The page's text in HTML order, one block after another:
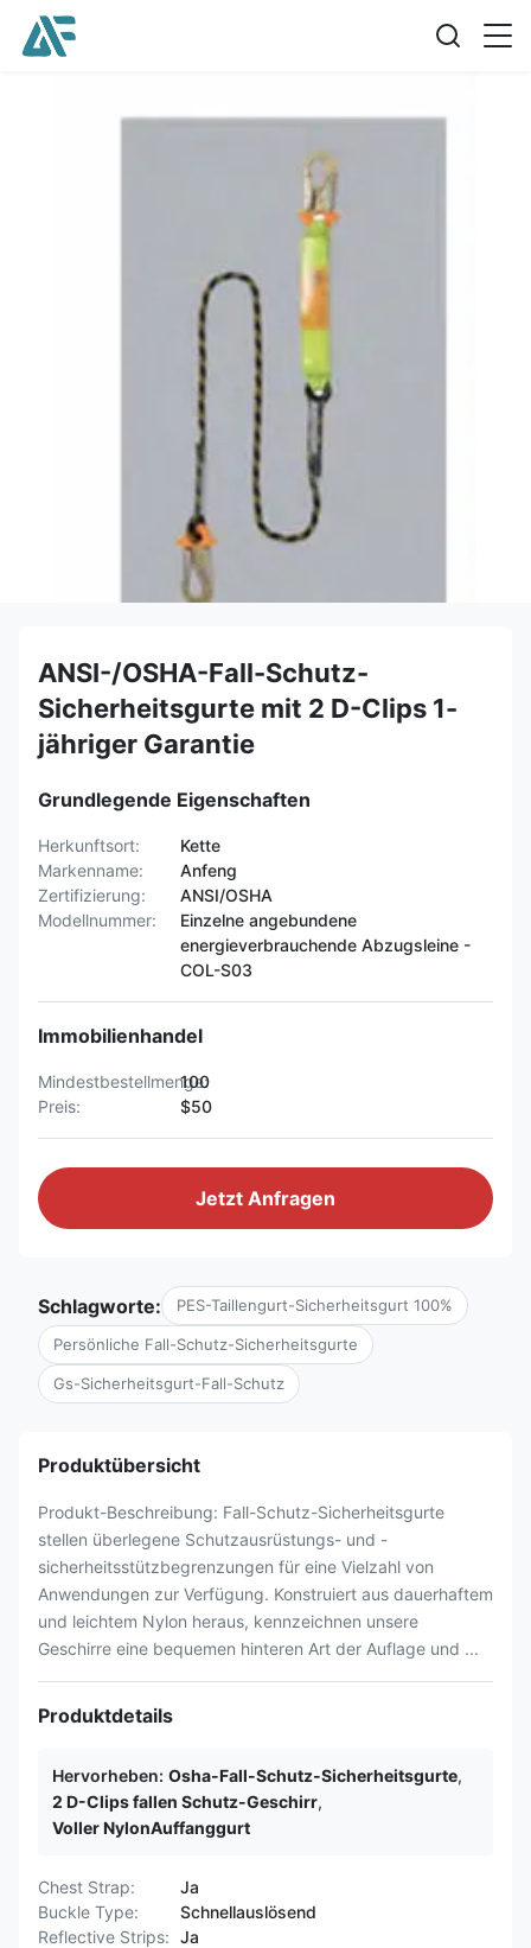
ANSI-/OSHA-Fall-Schutz-
Sicherheitsgurte mit 2 D-Clips 1-
jähriger Garantie
Grundlegende Eigenschaften
Herkunftsort:
Kette
Markenname:
Anfeng
Zertifizierung:
ANSI/OSHA
Modellnummer:
Einzelne angebundene
energieverbrauchende Abzugsleine -
COL-S03
Immobilienhandel
Mindestbestellmenge:
100
Preis:
$50
Jetzt Anfragen
Schlagworte: PES-Taillengurt-Sicherheitsgurt 100%
Persönliche Fall-Schutz-Sicherheitsgurte
Gs-Sicherheitsgurt-Fall-Schutz
Produktübersicht
Produkt-Beschreibung: Fall-Schutz-Sicherheitsgurte
stellen überlegene Schutzausrüstungs- und -
sicherheitsstützbegrenzungen für eine Vielzahl von
Anwendungen zur Verfügung. Konstruiert aus dauerhaftem
und leichtem Nylon heraus, kennzeichnen unsere
Geschirre eine bequemen hinteren Art der Auflage und ...
Produktdetails
Hervorheben: Osha-Fall-Schutz-Sicherheitsgurte,
2 D-Clips fallen Schutz-Geschirr,
Voller NylonAuffanggurt
Chest Strap:
Ja
Buckle Type:
Schnellauslösend
Reflective Strips: Ja